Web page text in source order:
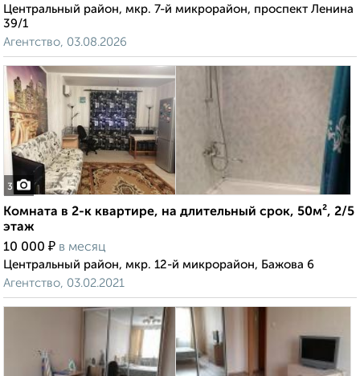
Центральный район, мкр. 7-й микрорайон, проспект Ленина
39/1
Агентство, 03.08.2026
3
Комната в 2-к квартире, на длительный срок, 50м², 2/5
этаж
10 000 ₽ в месяц
Центральный район, мкр. 12-й микрорайон, Бажова 6
Агентство, 03.02.2021